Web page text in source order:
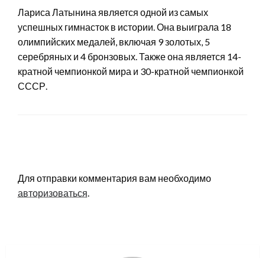
Лариса Латынина является одной из самых
успешных гимнасток в истории. Она выиграла 18
олимпийских медалей, включая 9 золотых, 5
серебряных и 4 бронзовых. Также она является 14-
кратной чемпионкой мира и 30-кратной чемпионкой
СССР.
Для отправки комментария вам необходимо
авторизоваться.